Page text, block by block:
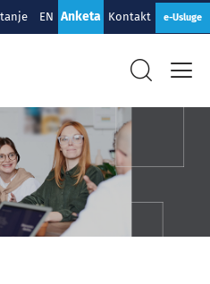
EN Anketa Kontakt e-Usluge